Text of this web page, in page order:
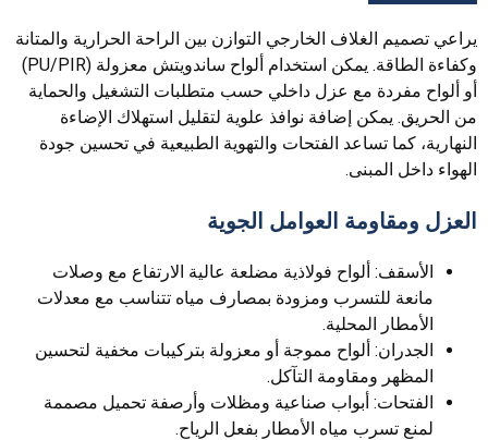
يراعي تصميم الغلاف الخارجي التوازن بين الراحة الحرارية والمتانة
وكفاءة الطاقة. يمكن استخدام ألواح ساندويتش معزولة (PU/PIR)
أو ألواح مفردة مع عزل داخلي حسب متطلبات التشغيل والحماية
من الحريق. يمكن إضافة نوافذ علوية لتقليل استهلاك الإضاءة
النهارية، كما تساعد الفتحات والتهوية الطبيعية في تحسين جودة
الهواء داخل المبنى.
العزل ومقاومة العوامل الجوية
الأسقف: ألواح فولاذية مضلعة عالية الارتفاع مع وصلات
مانعة للتسرب ومزودة بمصارف مياه تتناسب مع معدلات
الأمطار المحلية.
الجدران: ألواح مموجة أو معزولة بتركيبات مخفية لتحسين
المظهر ومقاومة التآكل.
الفتحات: أبواب صناعية ومظلات وأرصفة تحميل مصممة
لمنع تسرب مياه الأمطار بفعل الرياح.